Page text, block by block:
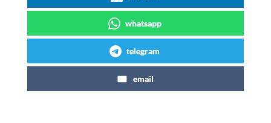
whatsapp
telegram
email